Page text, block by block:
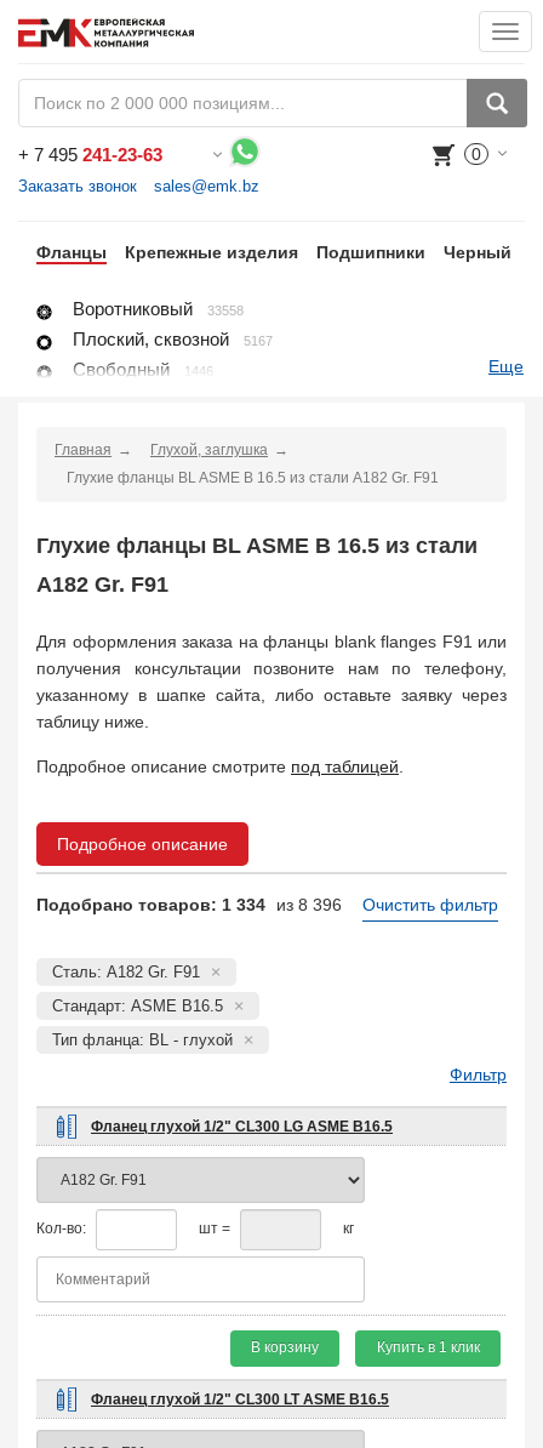
+ 7 495 241-23-63
Заказать звонок sales@emk.bz
0
Фланцы Крепежные изделия Подшипники Черный
Воротниковый 33558
Плоский, сквозной 5167
Свободный 1446
Резьбовой 1650
Воротниковый удлиненный
КОФ, ответный 4823
Отбортовка, втулка, кольцо
Заказать в 1 клик
Еще
Главная
Глухой, заглушка
Глухие фланцы BL ASME B 16.5 из стали A182 Gr. F91
Глухие фланцы BL ASME B 16.5 из стали
A182 Gr. F91
Для оформления заказа на фланцы blank flanges F91 или
получения консультации позвоните нам по телефону,
указанному в шапке сайта, либо оставьте заявку через
таблицу ниже.
Подробное описание смотрите под таблицей
Подробное описание
Подобрано товаров: 1 334 из 8 396 Очистить фильтр
Сталь: A182 Gr. F91
Стандарт: ASME B16.5
Тип фланца: BL - глухой
Фильтр
Фланец глухой 1/2" CL300 LG ASME B16.5
Кол-во: шт = кг
В корзину Купить в 1 клик
Фланец глухой 1/2" CL300 LT ASME B16.5